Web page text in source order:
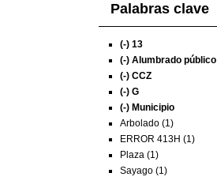
Palabras clave
(-) 13
(-) Alumbrado público
(-) CCZ
(-) G
(-) Municipio
Arbolado (1)
ERROR 413H (1)
Plaza (1)
Sayago (1)